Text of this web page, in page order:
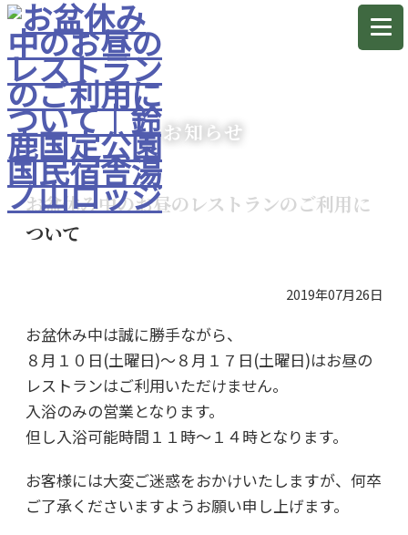
お知らせ
お盆休み中のお昼のレストランのご利用に
ついて
2019年07月26日
お盆休み中は誠に勝手ながら、
８月１０日(土曜日)～８月１７日(土曜日)はお昼の
レストランはご利用いただけません。
入浴のみの営業となります。
但し入浴可能時間１１時～１４時となります。
お客様には大変ご迷惑をおかけいたしますが、何卒
ご了承くださいますようお願い申し上げます。